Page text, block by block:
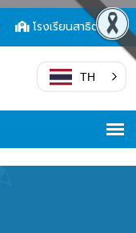
โรงเรียนสาธิต
TH